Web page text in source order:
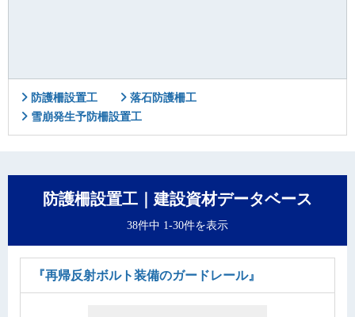
防護柵設置工
落石防護柵工
雪崩発生予防柵設置工
防護柵設置工｜建設資材データベース
38件中 1-30件を表示
『再帰反射ボルト装備のガードレール』